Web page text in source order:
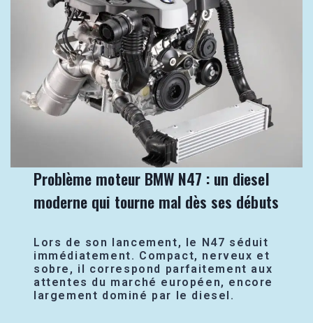
Problème moteur BMW N47 : un diesel
moderne qui tourne mal dès ses débuts
Lors de son lancement, le N47 séduit
immédiatement. Compact, nerveux et
sobre, il correspond parfaitement aux
attentes du marché européen, encore
largement dominé par le diesel.